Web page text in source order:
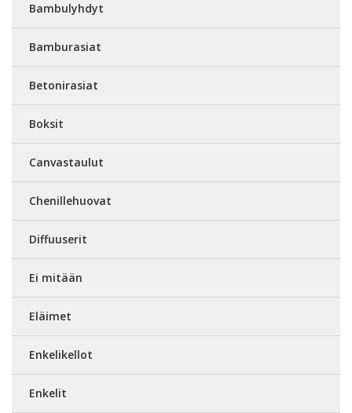
Bambulyhdyt
Bamburasiat
Betonirasiat
Boksit
Canvastaulut
Chenillehuovat
Diffuuserit
Ei mitään
Eläimet
Enkelikellot
Enkelit